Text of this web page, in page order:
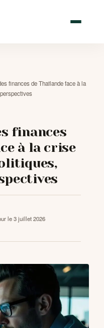
finances de Thaïlande face à la
finances
à la crise
le 3 juillet 2026